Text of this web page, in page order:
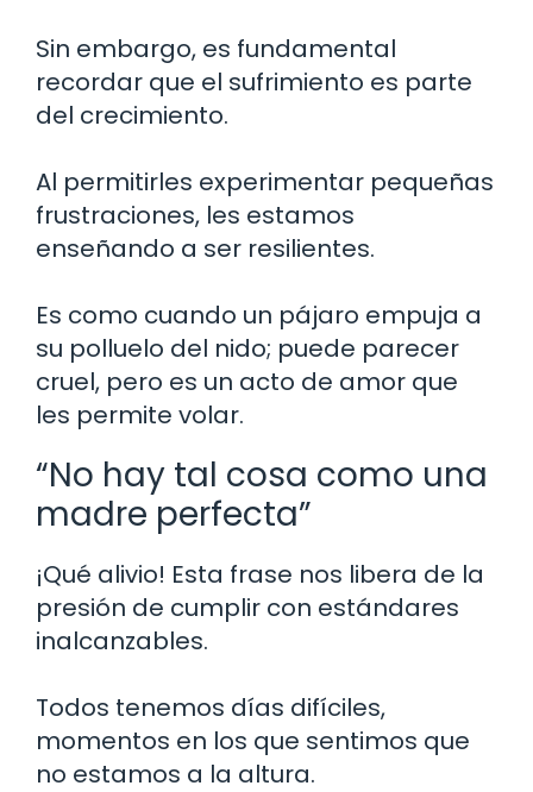
Sin embargo, es fundamental
recordar que el sufrimiento es parte
del crecimiento.
Al permitirles experimentar pequeñas
frustraciones, les estamos
enseñando a ser resilientes.
Es como cuando un pájaro empuja a
su polluelo del nido; puede parecer
cruel, pero es un acto de amor que
les permite volar.
“No hay tal cosa como una
madre perfecta”
¡Qué alivio! Esta frase nos libera de la
presión de cumplir con estándares
inalcanzables.
Todos tenemos días difíciles,
momentos en los que sentimos que
no estamos a la altura.